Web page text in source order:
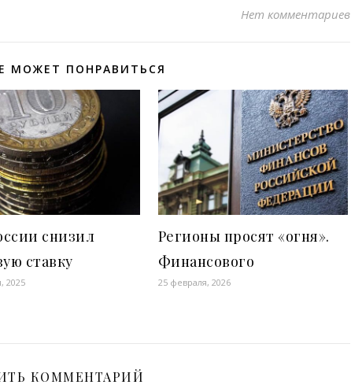
Нет комментариев
МОЖЕТ ПОНРАВИТЬСЯ
снизил
ставку
2025
Регионы просят «огня».
Финансового
25 февраля, 2026
КОММЕНТАРИЙ